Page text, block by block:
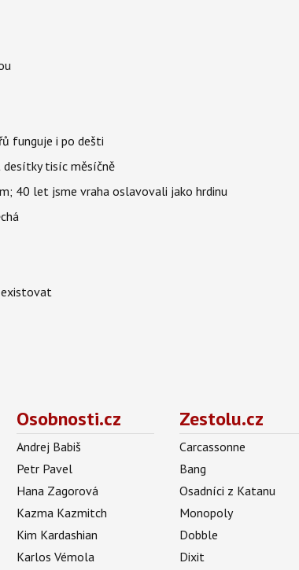
funguje i po dešti
desítky tisíc měsíčně
40 let jsme vraha oslavovali jako hrdinu
existovat
Osobnosti.cz
Andrej Babiš
Petr Pavel
Hana Zagorová
Kazma Kazmitch
Kim Kardashian
Karlos Vémola
Zestolu.cz
Carcassonne
Bang
Osadníci z Katanu
Monopoly
Dobble
Dixit